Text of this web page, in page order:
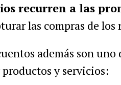
recurren a las
las compras de los
además son
y servicios: